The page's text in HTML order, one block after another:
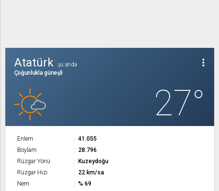
more_vert
Atatürk
şu anda
Çoğunlukla güneşli
27°
Enlem
41.055
Boylam
28.796
Rüzgar Yönü
Kuzeydoğu
Rüzgar Hızı
22 km/sa
Nem
% 69